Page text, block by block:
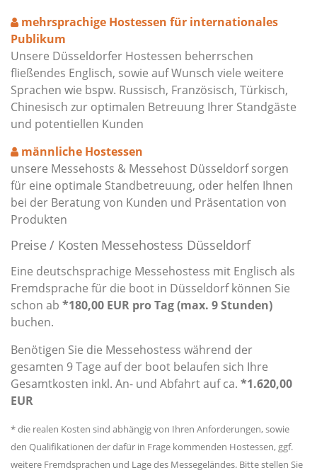
mehrsprachige Hostessen für internationales
Publikum
Unsere Düsseldorfer Hostessen beherrschen
fließendes Englisch, sowie auf Wunsch viele weitere
Sprachen wie bspw. Russisch, Französisch, Türkisch,
Chinesisch zur optimalen Betreuung Ihrer Standgäste
und potentiellen Kunden
männliche Hostessen
unsere Messehosts & Messehost Düsseldorf sorgen
für eine optimale Standbetreuung, oder helfen Ihnen
bei der Beratung von Kunden und Präsentation von
Produkten
Preise / Kosten Messehostess Düsseldorf
Eine deutschsprachige Messehostess mit Englisch als
Fremdsprache für die boot in Düsseldorf können Sie
schon ab *180,00 EUR pro Tag (max. 9 Stunden)
buchen.
Benötigen Sie die Messehostess während der
gesamten 9 Tage auf der boot belaufen sich Ihre
Gesamtkosten inkl. An- und Abfahrt auf ca. *1.620,00
EUR
* die realen Kosten sind abhängig von Ihren Anforderungen, sowie
den Qualifikationen der dafür in Frage kommenden Hostessen, ggf.
weitere Fremdsprachen und Lage des Messegeländes. Bitte stellen Sie